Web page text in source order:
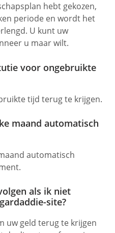
hebt gekozen,
periode en wordt het
U kunt uw
u maar wilt.
voor ongebruikte
tijd terug te krijgen.
maand automatisch
automatisch
als ik niet
site?
uw geld terug te krijgen